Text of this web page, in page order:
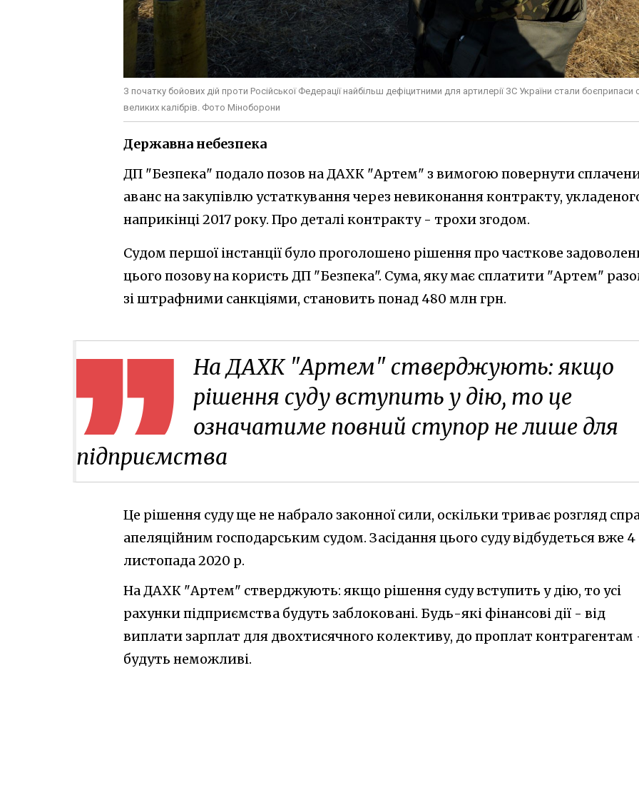
З початку бойових дій проти Російської Федерації найбільш дефіцитними для артилерії ЗС України стали боєприпаси
великих калібрів. Фото Міноборони
Державна небезпека
ДП "Безпека" подало позов на ДАХК "Артем" з вимогою повернути
аванс на закупівлю устаткування через невиконання контракту,
наприкінці 2017 року. Про деталі контракту - трохи згодом.
Судом першої інстанції було проголошено рішення про часткове
цього позову на користь ДП "Безпека". Сума, яку має сплатити "Артем"
зі штрафними санкціями, становить понад 480 млн грн.
На ДАХК "Артем" стверджують: якщо
рішення суду вступить у дію, то це
означатиме повний ступор не лише для
підприємства
Це рішення суду ще не набрало законної сили, оскільки триває розгляд
апеляційним господарським судом. Засідання цього суду відбудеться вже 4
листопада 2020 р.
На ДАХК "Артем" стверджують: якщо рішення суду вступить у дію, то усі
рахунки підприємства будуть заблоковані. Будь-які фінансові дії - від
виплати зарплат для двохтисячного колективу, до проплат контрагентам
будуть неможливі.